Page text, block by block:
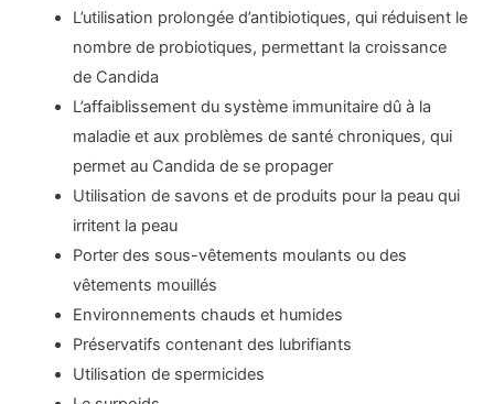
L’utilisation prolongée d’antibiotiques, qui réduisent le
nombre de probiotiques, permettant la croissance
de Candida
L’affaiblissement du système immunitaire dû à la
maladie et aux problèmes de santé chroniques, qui
permet au Candida de se propager
Utilisation de savons et de produits pour la peau qui
irritent la peau
Porter des sous-vêtements moulants ou des
vêtements mouillés
Environnements chauds et humides
Préservatifs contenant des lubrifiants
Utilisation de spermicides